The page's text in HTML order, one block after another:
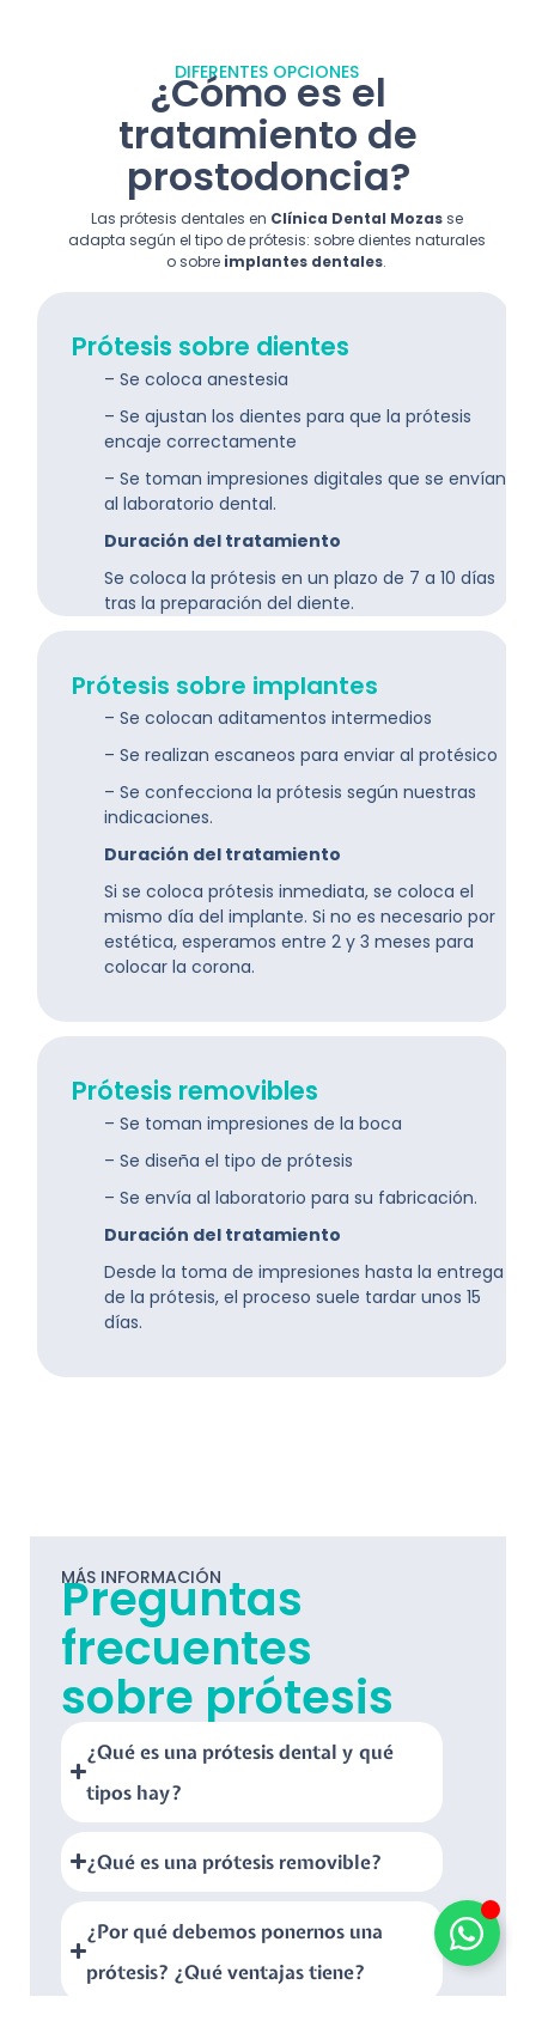
DIFERENTES OPCIONES
¿Cómo es el
tratamiento de
prostodoncia?
Las prótesis dentales en Clínica Dental Mozasse
adapta según el tipo de prótesis: sobre dientes naturales
o sobre implantes dentales.
Prótesis sobre dientes
– Se coloca anestesia
– Se ajustan los dientes para que la prótesis
encaje correctamente
– Se toman impresiones digitales que se envían
al laboratorio dental.
Duración del tratamiento
Se coloca la prótesis en un plazo de 7 a 10 días
tras la preparación del diente.
Prótesis sobre implantes
– Se colocan aditamentos intermedios
– Se realizan escaneos para enviar al protésico
– Se confecciona la prótesis según nuestras
indicaciones.
Duración del tratamiento
Si se coloca prótesis inmediata, se coloca el
mismo día del implante. Si no es necesario por
estética, esperamos entre 2 y 3 meses para
colocar la corona.
Prótesis removibles
– Se toman impresiones de la boca
– Se diseña el tipo de prótesis
– Se envía al laboratorio para su fabricación.
Duración del tratamiento
Desde la toma de impresiones hasta la entrega
de la prótesis, el proceso suele tardar unos 15
días.
MÁS INFORMACIÓN
Preguntas
frecuentes
sobre prótesis
¿Qué es una prótesis dental y qué
tipos hay?
¿Qué es una prótesis removible?
¿Por qué debemos ponernos una
prótesis? ¿Qué ventajas tiene?